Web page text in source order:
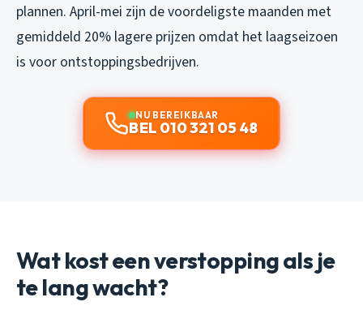
plannen. April-mei zijn de voordeligste maanden met
gemiddeld 20% lagere prijzen omdat het laagseizoen
is voor ontstoppingsbedrijven.
NU BEREIKBAAR
BEL 010 321 05 48
Wat kost een verstopping als je
te lang wacht?